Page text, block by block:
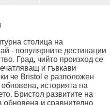
столица на
- популярните дестинации
Град, чийто произход се
и гъвкави
че Bristol е разположен
историята на
Бристол развитите на
обновена и сравнително